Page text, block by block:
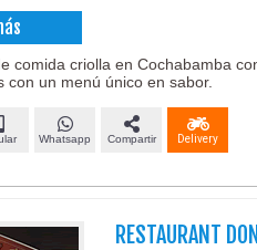
comida criolla en Cochabamba
con un menú único en sabor.
Whatsapp Compartir Delivery
RESTAURANT